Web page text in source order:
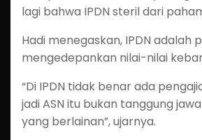
lagi bahwa IPDN steril dari
Hadi menegaskan, IPDN adalah
mengedepankan nilai-nilai
“Di IPDN tidak benar ada
jadi ASN itu bukan tanggung
yang berlainan”, ujarnya.